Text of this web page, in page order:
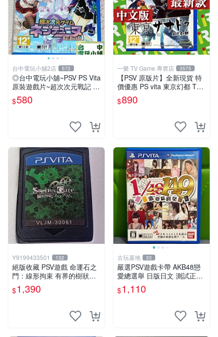
台中電玩小舖2店 572
◎台中電玩小舖~PSV PS Vita
原裝遊戲片~超次次元戰記 戰
$580
一樂 TV Game 專賣店 3575
【PSV 原版片】全新現貨 特
價優惠 PS vita 東京幻都 TOK
YO XANADU 中文版【台中一
樂電玩】
$890
Y9199433501 132
絕版收藏 PSV遊戲 命運石之
門：線形拘束 有界的樹狀圖
日版 VLJM-30061
$1,390
古玩基地 33
嚴選PSV遊戲卡帶 AKB48戀
愛總選舉 日版日文 測試正常
游戲卡帶 磨痕 壓痕 成色圖
$1,110